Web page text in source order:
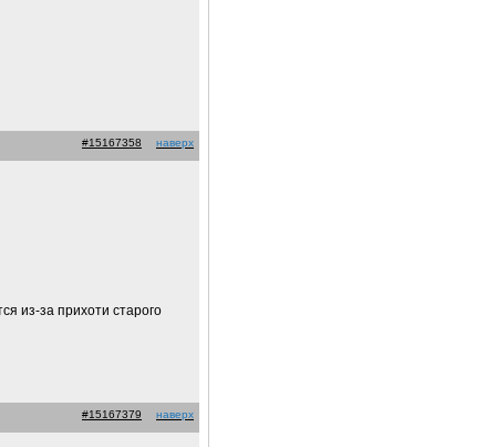
#15167358 наверх
из-за прихоти старого
#15167379 наверх